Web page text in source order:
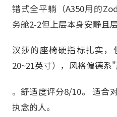
错式全平躺（A350用的
务舱2-2但上层本身安静且
汉莎的座椅硬指标扎实
20~21英寸），风格偏德系
。舒适度评分8/10。 适合
执念的人。